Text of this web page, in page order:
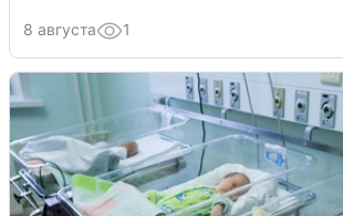
8 августа 1